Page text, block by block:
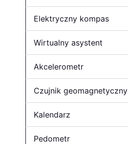
Elektryczny kompas
Wirtualny asystent
Akcelerometr
Czujnik geomagnetyczny
Kalendarz
Pedometr